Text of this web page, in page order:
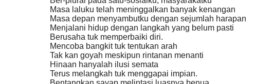
Masa laluku telah meninggalkan banyak kenangan
Masa depan menyambutku dengan sejumlah harapan
Menjalani hidup dengan langkah yang belum pasti
Berusaha tuk memperbaiki diri.
Mencoba bangkit tuk tentukan arah
Tak kan goyah meskipun rintanan menanti
Hinaan hanyalah ilusi semata
Terus melangkah tuk menggapai impian.